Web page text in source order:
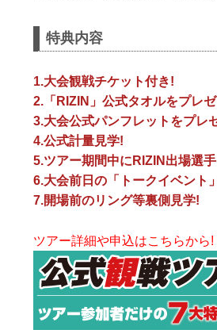
特典内容
1.大会観戦チケット付き!
2.「RIZIN」公式タオルをプレ
3.大会公式パンフレットをプレ
4.公式計量見学!
5.ツアー期間中にRIZIN出場選
6.大会前日の「トークイベント
7.開場前のリング等裏側見学!
ツアー詳細や申込はこちらから!